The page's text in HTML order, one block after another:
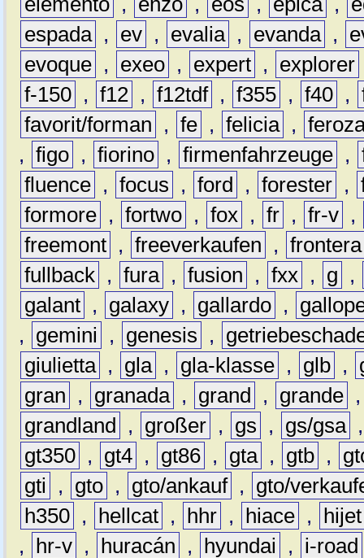
espada , ev , evalia , evanda ,
evoque , exeo , expert , explorer
f-150 , f12 , f12tdf , f355 , f40 ,
favorit/forman
, fe , felicia ,
, figo , fiorino , firmenfahrzeuge ,
fluence , focus , ford , forester ,
formore , fortwo , fox , fr , fr-v ,
freemont , freeverkaufen , frontera
fullback , fura , fusion , fxx , g
,
galant , galaxy , gallardo ,
,
gemini , genesis ,
giulietta , gla , gla-klasse , glb ,
gran
, granada , grand , grande
grandland
, großer , gs , gs/gsa
gt350 , gt4 , gt86 , gta , gtb ,
gti
, gto , gto/ankauf ,
gto/
h350 , hellcat , hhr , hiace ,
hijet
,
hr-v , huracán , hyundai ,
i-road